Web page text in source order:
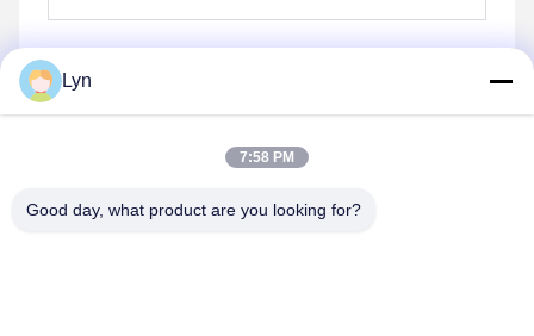
Lyn
7:58 PM
Good day, what product are you looking for?